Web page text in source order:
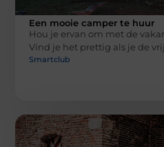
Een mooie camper te huur
Hou je ervan om met de
Vind je het prettig als je de
Smartclub